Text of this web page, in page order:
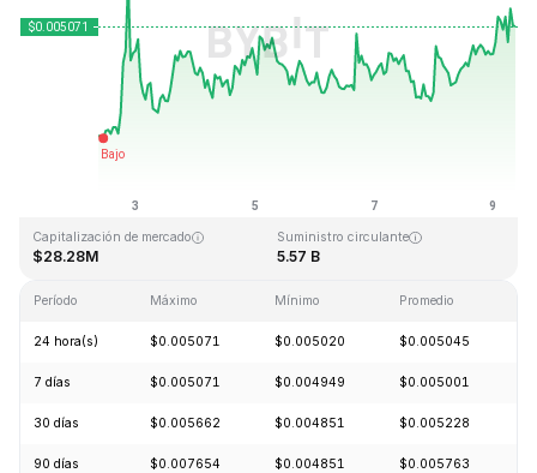
Última actualización: 2026-08-09, 08:26 GMT+0
Capitalización de mercado
$28.28M
Suministro circulante
5.57 B
Período Máximo Mínimo Promedio
24 hora(s) $0.005071 $0.005020 $0.005045
7 días $0.005071 $0.004949 $0.005001
30 días $0.005662 $0.004851 $0.005228
90 días $0.007654 $0.004851 $0.005763